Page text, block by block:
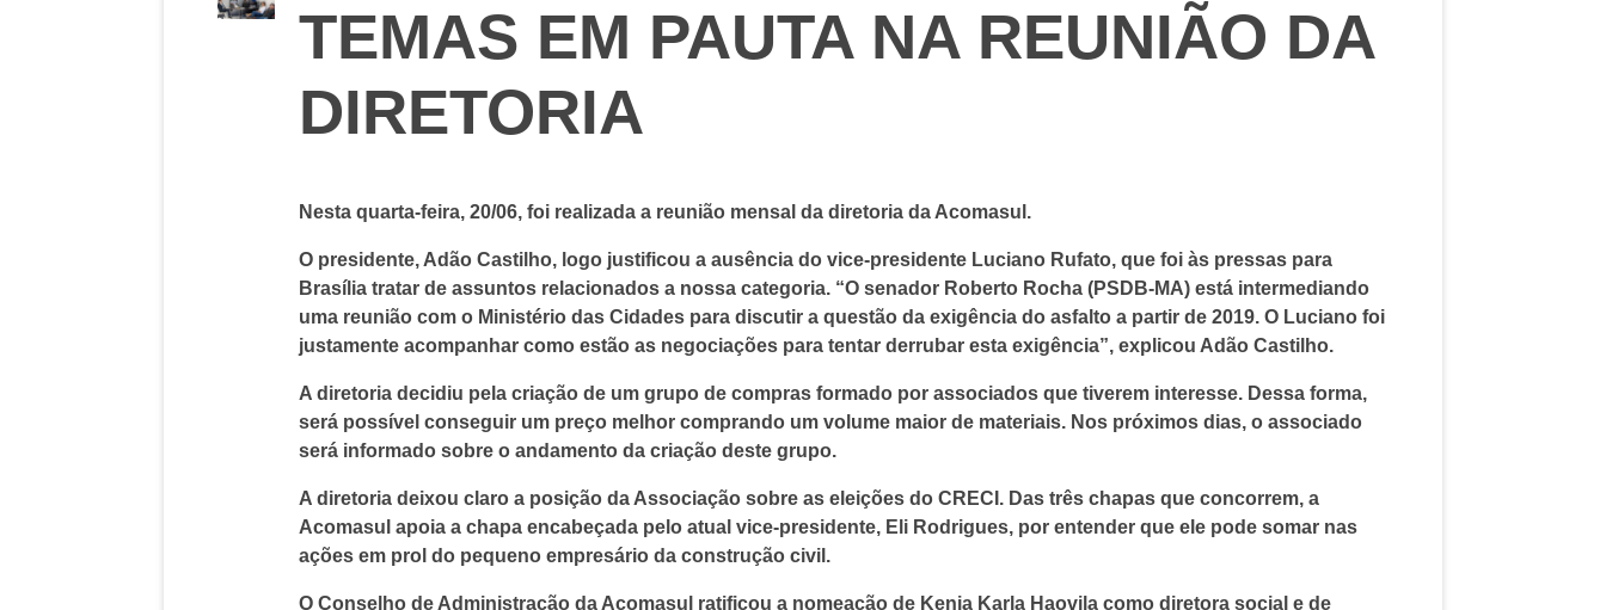
TEMAS EM PAUTA NA REUNIÃO DA
DIRETORIA
Nesta quarta-feira, 20/06, foi realizada a reunião mensal da diretoria da Acomasul.
O presidente, Adão Castilho, logo justificou a ausência do vice-presidente Luciano Rufato, que foi às pressas para
Brasília tratar de assuntos relacionados a nossa categoria. “O senador Roberto Rocha (PSDB-MA) está intermediando
uma reunião com o Ministério das Cidades para discutir a questão da exigência do asfalto a partir de 2019. O Luciano foi
justamente acompanhar como estão as negociações para tentar derrubar esta exigência”, explicou Adão Castilho.
A diretoria decidiu pela criação de um grupo de compras formado por associados que tiverem interesse. Dessa forma,
será possível conseguir um preço melhor comprando um volume maior de materiais. Nos próximos dias, o associado
será informado sobre o andamento da criação deste grupo.
A diretoria deixou claro a posição da Associação sobre as eleições do CRECI. Das três chapas que concorrem, a
Acomasul apoia a chapa encabeçada pelo atual vice-presidente, Eli Rodrigues, por entender que ele pode somar nas
ações em prol do pequeno empresário da construção civil.
O Conselho de Administração da Acomasul ratificou a nomeação de Kenia Karla Haovila como diretora social e de